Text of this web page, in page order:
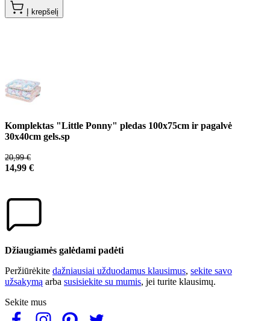
Į krepšelį
Komplektas "Little Ponny" pledas 100x75cm ir pagalvė
30x40cm gels.sp
20,99 €
14,99 €
Džiaugiamės galėdami padėti
Peržiūrėkite dažniausiai užduodamus klausimus, sekite savo
užsakymą arba susisiekite su mumis, jei turite klausimų.
Sekite mus